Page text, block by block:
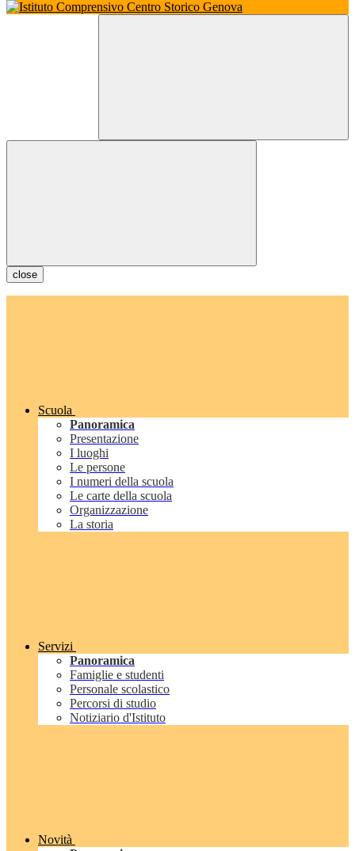
close
Scuola
Panoramica
Presentazione
I luoghi
Le persone
I numeri della scuola
Le carte della scuola
Organizzazione
La storia
Servizi
Panoramica
Famiglie e studenti
Personale scolastico
Percorsi di studio
Notiziario d'Istituto
Novità